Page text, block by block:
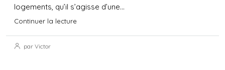
logements, qu’il s’agisse d’une...
Continuer la lecture
par Victor